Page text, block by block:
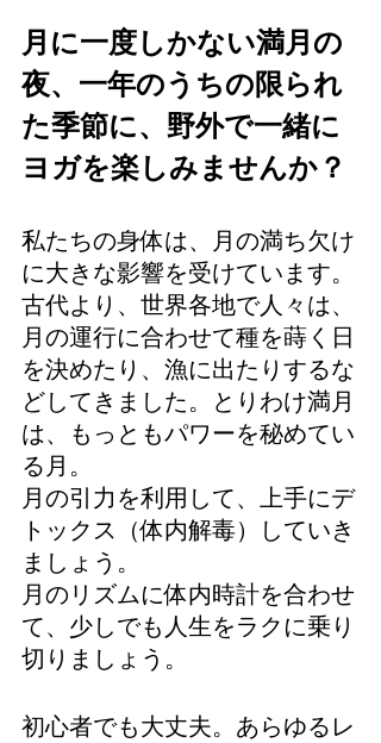
月に一度しかない満月の
夜、一年のうちの限られ
た季節に、野外で一緒に
ヨガを楽しみませんか？
私たちの身体は、月の満ち欠け
に大きな影響を受けています。
古代より、世界各地で人々は、
月の運行に合わせて種を蒔く日
を決めたり、漁に出たりするな
どしてきました。とりわけ満月
は、もっともパワーを秘めてい
る月。
月の引力を利用して、上手にデ
トックス（体内解毒）していき
ましょう。
月のリズムに体内時計を合わせ
て、少しでも人生をラクに乗り
切りましょう。
初心者でも大丈夫。あらゆるレ